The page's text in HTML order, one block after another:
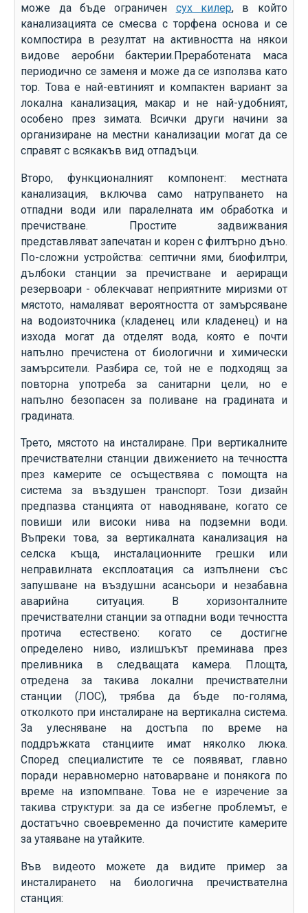
може да бъде ограничен сух килер, в който
канализацията се смесва с торфена основа и се
компостира в резултат на активността на някои
видове аеробни бактерии.Преработената маса
периодично се заменя и може да се използва като
тор. Това е най-евтиният и компактен вариант за
локална канализация, макар и не най-удобният,
особено през зимата. Всички други начини за
организиране на местни канализации могат да се
справят с всякакъв вид отпадъци.
Второ, функционалният компонент: местната
канализация, включва само натрупването на
отпадни води или паралелната им обработка и
пречистване. Простите задвижвания
представляват запечатан и корен с филтърно дъно.
По-сложни устройства: септични ями, биофилтри,
дълбоки станции за пречистване и аериращи
резервоари - облекчават неприятните миризми от
мястото, намаляват вероятността от замърсяване
на водоизточника (кладенец или кладенец) и на
изхода могат да отделят вода, която е почти
напълно пречистена от биологични и химически
замърсители. Разбира се, той не е подходящ за
повторна употреба за санитарни цели, но е
напълно безопасен за поливане на градината и
градината.
Трето, мястото на инсталиране. При вертикалните
пречиствателни станции движението на течността
през камерите се осъществява с помощта на
система за въздушен транспорт. Този дизайн
предпазва станцията от наводняване, когато се
повиши или високи нива на подземни води.
Въпреки това, за вертикалната канализация на
селска къща, инсталационните грешки или
неправилната експлоатация са изпълнени със
запушване на въздушни асансьори и незабавна
аварийна ситуация. В хоризонталните
пречиствателни станции за отпадни води течността
протича естествено: когато се достигне
определено ниво, излишъкът преминава през
преливника в следващата камера. Площта,
отредена за такива локални пречиствателни
станции (ЛОС), трябва да бъде по-голяма,
отколкото при инсталиране на вертикална система.
За улесняване на достъпа по време на
поддръжката станциите имат няколко люка.
Според специалистите те се появяват, главно
поради неравномерно натоварване и понякога по
време на изпомпване. Това не е изречение за
такива структури: за да се избегне проблемът, е
достатъчно своевременно да почистите камерите
за утаяване на утайките.
Във видеото можете да видите пример за
инсталирането на биологична пречиствателна
станция: